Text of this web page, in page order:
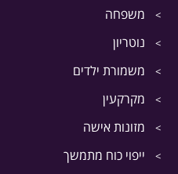
משפחה
נוטריון
משמורת ילדים
מקרקעין
מזונות אישה
ייפוי כוח מתמשך